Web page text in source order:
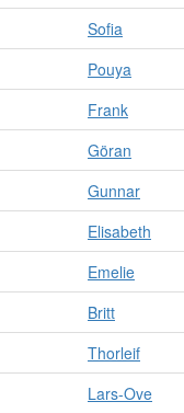
Sofia
Pouya
Frank
Göran
Gunnar
Elisabeth
Emelie
Britt
Thorleif
Lars-Ove